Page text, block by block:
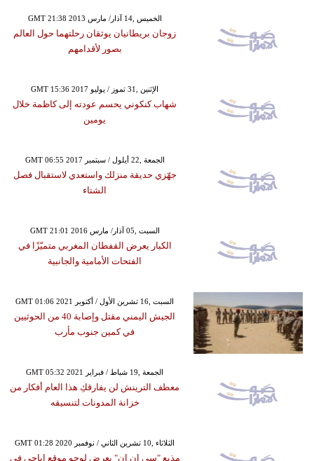
GMT 21:38 2013 الخميس ,14 آذار/ مارس
زوجان بريطانيان يوثقان رحلتهما حول العالم
بصور لأقدامهم
GMT 15:36 2017 الإثنين ,31 تموز / يوليو
شهاب كنكوني يحسم عودته إلى كاظمة خلال
يومين
GMT 06:55 2017 الجمعة ,22 أيلول / سبتمبر
جهّزي حديقة منزلك واستعدي لاستقبال فصل
الشتاء
GMT 21:01 2016 السبت ,05 آذار/ مارس
الكبار يعرض القفطان المغربي متميّزًا في
الفتحات الأمامية والجانبية
GMT 01:06 2021 السبت ,16 تشرين الأول / أكتوبر
الجيش اليمني مقتل وإصابة 40 من الحوثيين
في كمين جنوب مأرب
GMT 05:32 2021 الجمعة ,19 شباط / فبراير
معطف الترينش لن يفارقكِ هذا العام أفكار من
خزانة المدونات لتنسيقه
GMT 01:28 2020 الثلاثاء ,10 تشرين الثاني / نوفمبر
مذيع "سي إن إن" يعرض لوجو موقع إباحي في